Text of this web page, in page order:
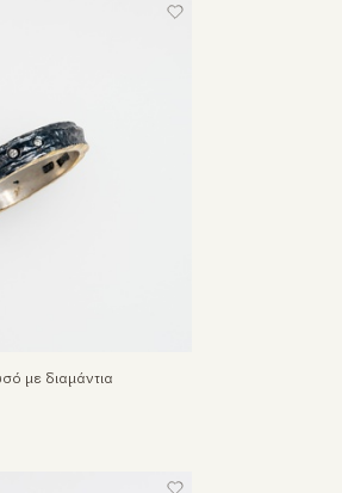
με διαμάντια